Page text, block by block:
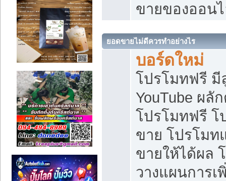
ขายของออน
ยอดขายไม่ดีควรทำอย่างไร
บอร์ดใหม่
โปรโมทฟรี มี
YouTube ผลั
โปรโมทฟรี โ
ขาย โปรโมท
ขายให้ได้ผล
วางแผนการ